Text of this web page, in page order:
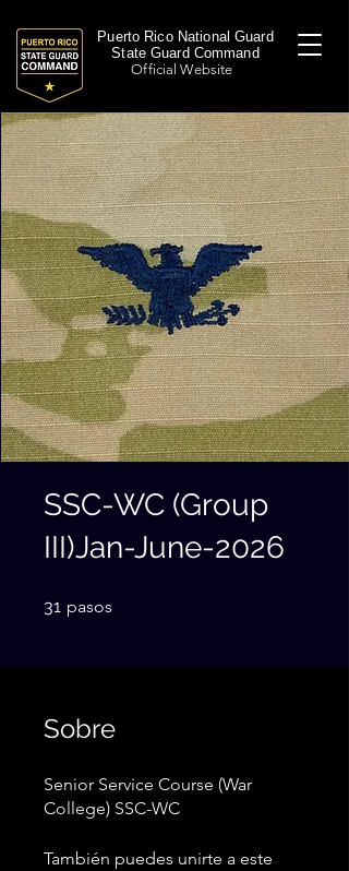
Puerto Rico National Guard
State Guard Command
Official Website
SSC-WC (Group
III)Jan-June-2026
31 pasos
Sobre
Senior Service Course (War
College) SSC-WC
También puedes unirte a este